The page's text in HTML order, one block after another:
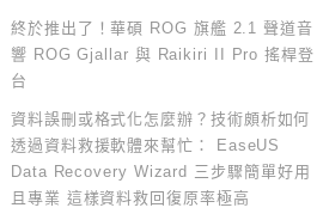
終於推出了！華碩 ROG 旗艦 2.1 聲道音
響 ROG Gjallar 與 Raikiri II Pro 搖桿登
台
資料誤刪或格式化怎麼辦？技術頗析如何
透過資料救援軟體來幫忙： EaseUS
Data Recovery Wizard 三步驟簡單好用
且專業 這樣資料救回復原率極高